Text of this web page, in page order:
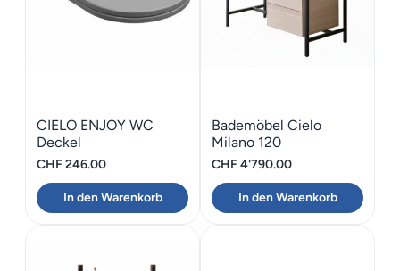
CIELO ENJOY WC
Deckel
Absenkautomatik
CHF246.00
In den Warenkorb
Bademöbel Cielo
Milano 120
CHF4'790.00
In den Warenkorb